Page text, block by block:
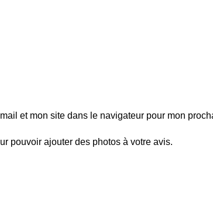
et mon site dans le navigateur pour mon
pouvoir ajouter des photos à votre avis.